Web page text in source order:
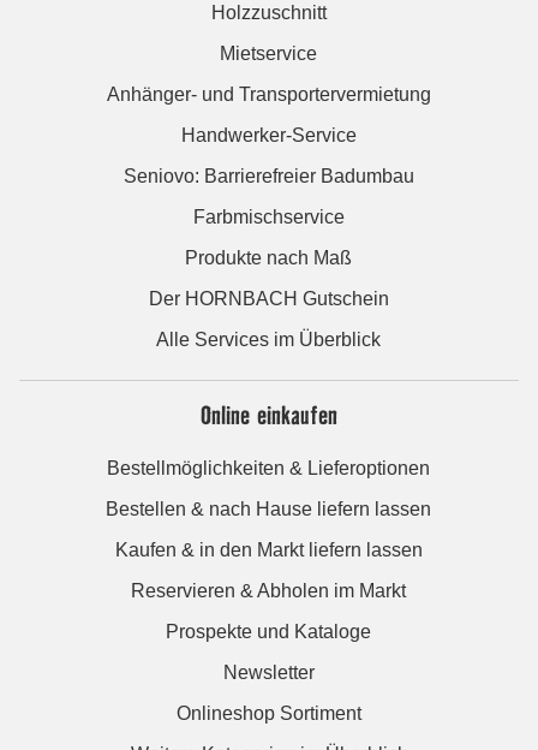
Holzzuschnitt
Mietservice
Anhänger- und Transportervermietung
Handwerker-Service
Seniovo: Barrierefreier Badumbau
Farbmischservice
Produkte nach Maß
Der HORNBACH Gutschein
Alle Services im Überblick
Online einkaufen
Bestellmöglichkeiten & Lieferoptionen
Bestellen & nach Hause liefern lassen
Kaufen & in den Markt liefern lassen
Reservieren & Abholen im Markt
Prospekte und Kataloge
Newsletter
Onlineshop Sortiment